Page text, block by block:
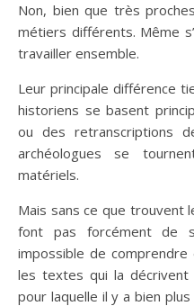
Non, bien que très
métiers différents. Même
travailler ensemble.
Leur principale différence
historiens se basent
ou des retranscriptions
archéologues se
matériels.
Mais sans ce que trouvent
font pas forcément de
impossible de
les textes qui la décrivent
pour laquelle il y a bien